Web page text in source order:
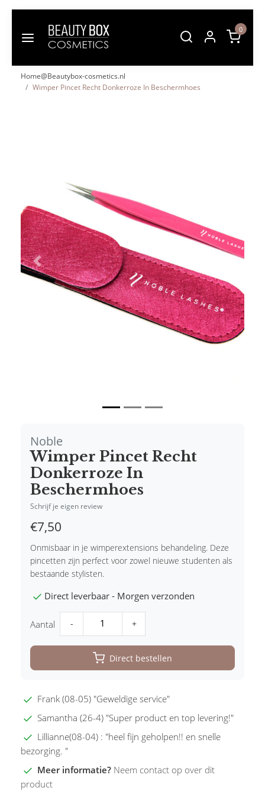
0
Home@Beautybox-cosmetics.nl
Wimper Pincet Recht Donkerroze In Beschermhoes
Vorige
Noble
Wimper Pincet Recht
Donkerroze In
Beschermhoes
Schrijf je eigen review
€7,50
Onmisbaar in je wimperextensions behandeling. Deze
pincetten zijn perfect voor zowel nieuwe studenten als
bestaande stylisten.
Direct leverbaar - Morgen verzonden
Aantal - +
Direct bestellen
Frank (08-05) "Geweldige service"
Samantha (26-4) "Super product en top levering!"
Lillianne(08-04) : "heel fijn geholpen!! en snelle
bezorging. "
Meer informatie? Neem contact op over dit
product